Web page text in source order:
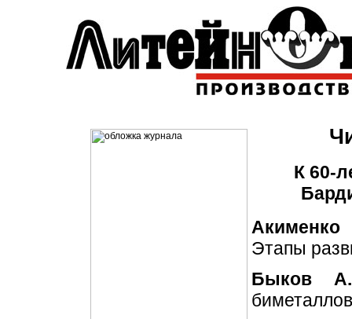
К 60-
Этапы
Быков
биметаллов